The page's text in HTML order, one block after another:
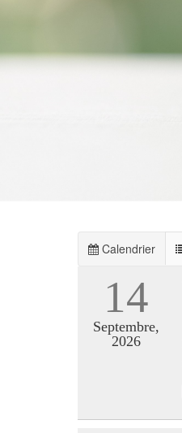
Calendrier
14
Septembre,
2026